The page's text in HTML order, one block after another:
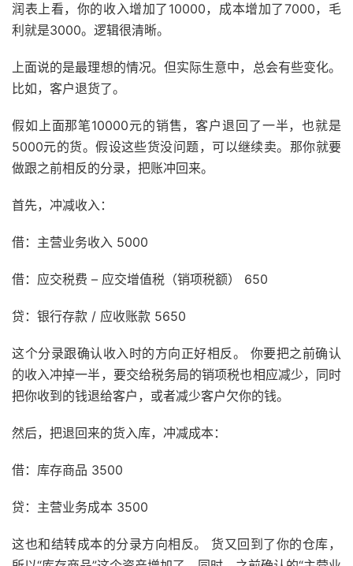
润表上看，你的收入增加了10000，成本增加了7000，毛
利就是3000。逻辑很清晰。
上面说的是最理想的情况。但实际生意中，总会有些变化。
比如，客户退货了。
假如上面那笔10000元的销售，客户退回了一半，也就是
5000元的货。假设这些货没问题，可以继续卖。那你就要
做跟之前相反的分录，把账冲回来。
首先，冲减收入：
借：主营业务收入 5000
借：应交税费 – 应交增值税（销项税额） 650
贷：银行存款 / 应收账款 5650
这个分录跟确认收入时的方向正好相反。 你要把之前确认
的收入冲掉一半，要交给税务局的销项税也相应减少，同时
把你收到的钱退给客户，或者减少客户欠你的钱。
然后，把退回来的货入库，冲减成本：
借：库存商品 3500
贷：主营业务成本 3500
这也和结转成本的分录方向相反。 货又回到了你的仓库，